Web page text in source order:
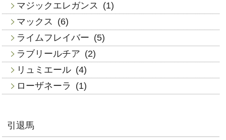
マジックエレガンス (1)
マックス (6)
ライムフレイバー (5)
ラブリールチア (2)
リュミエール (4)
ローザネーラ
(1)
引退馬